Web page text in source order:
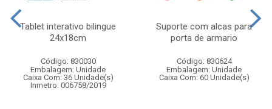
Tablet interativo bilingue
24x18cm
Código: 830030
Embalagem: Unidade
Caixa Com: 36 Unidade(s)
Inmetro: 006758/2019
Suporte com alcas para
porta de armario
Código: 830624
Embalagem: Unidade
Caixa Com: 60 Unidade(s)